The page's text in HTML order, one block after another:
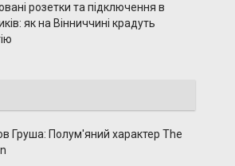
розетки та підключення в
як на Вінниччині крадуть
Груша: Полум'яний характер The